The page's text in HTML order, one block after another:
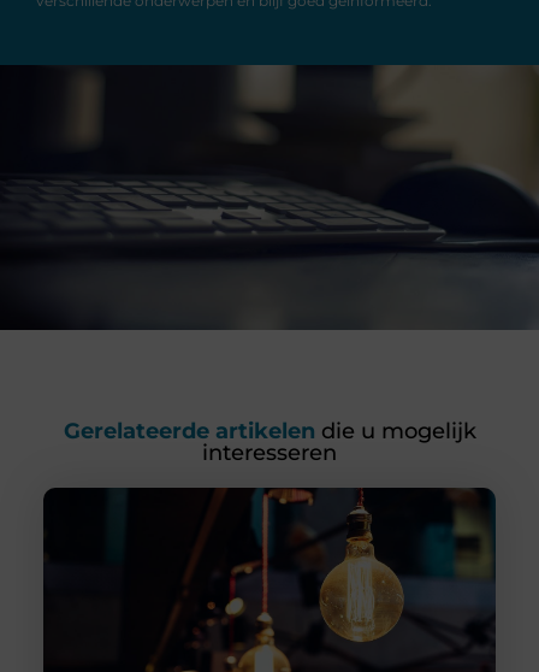
Gerelateerde artikelen die u mogelijk
interesseren